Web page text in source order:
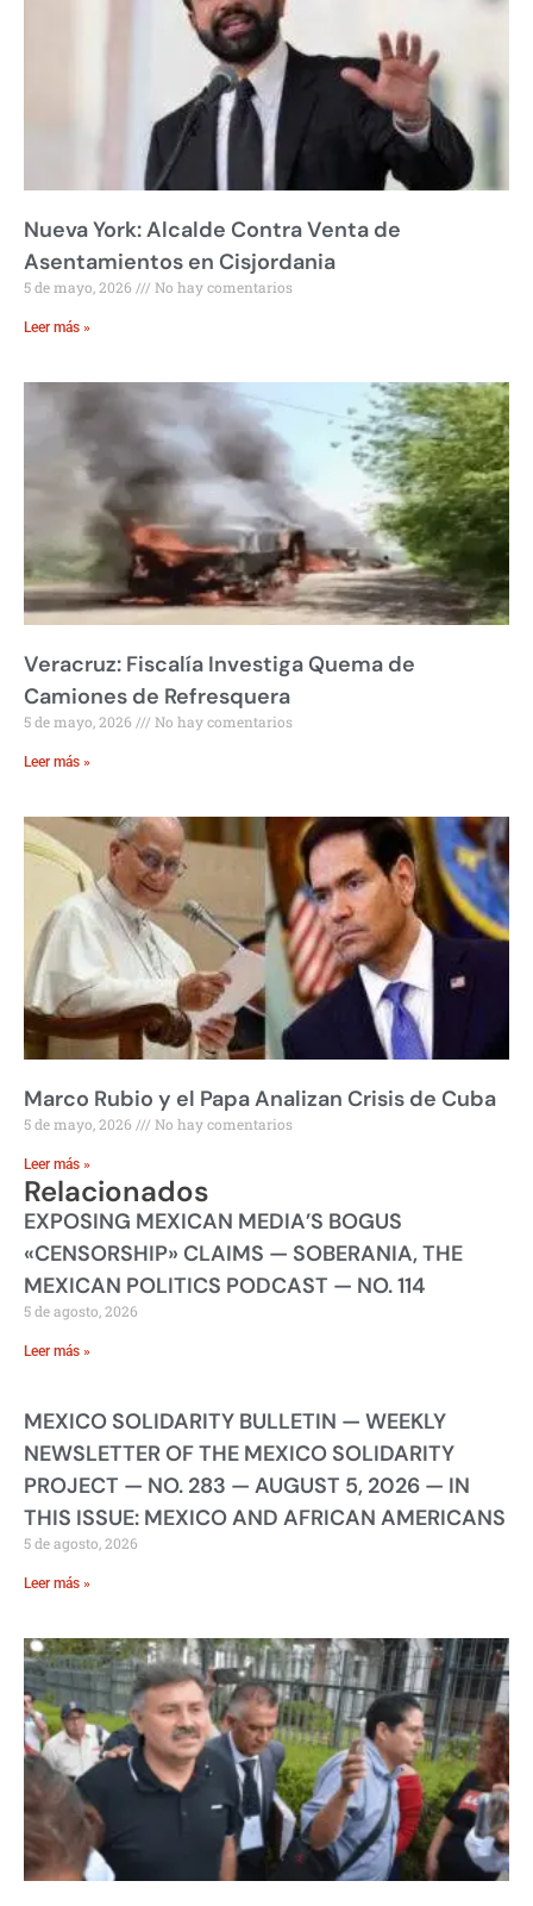
Nueva York: Alcalde Contra Venta de
Asentamientos en Cisjordania
5 de mayo, 2026 No hay comentarios
Leer más »
Veracruz: Fiscalía Investiga Quema de
Camiones de Refresquera
5 de mayo, 2026 No hay comentarios
Leer más »
Marco Rubio y el Papa Analizan Crisis de Cuba
5 de mayo, 2026 No hay comentarios
Leer más »
Relacionados
EXPOSING MEXICAN MEDIA’S BOGUS
«CENSORSHIP» CLAIMS — SOBERANIA, THE
MEXICAN POLITICS PODCAST — NO. 114
5 de agosto, 2026
Leer más »
MEXICO SOLIDARITY BULLETIN — WEEKLY
NEWSLETTER OF THE MEXICO SOLIDARITY
PROJECT — NO. 283 — AUGUST 5, 2026 — IN
THIS ISSUE: MEXICO AND AFRICAN AMERICANS
5 de agosto, 2026
Leer más »